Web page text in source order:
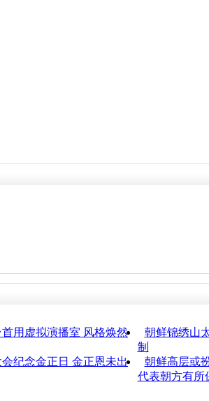
用虚拟演播室 风格焕然
朝鲜锦绣山
制
纪念金正日 金正恩未出
朝鲜高层或
代表朝方有所